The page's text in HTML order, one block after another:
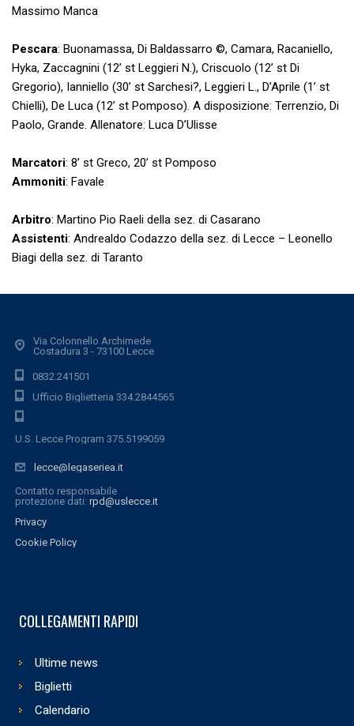
Massimo Manca
Pescara: Buonamassa, Di Baldassarro ©, Camara, Racaniello,
Hyka, Zaccagnini (12’ st Leggieri N.), Criscuolo (12’ st Di
Gregorio), Ianniello (30’ st Sarchesi?, Leggieri L., D’Aprile (1’ st
Chielli), De Luca (12’ st Pomposo). A disposizione: Terrenzio, Di
Paolo, Grande. Allenatore: Luca D’Ulisse
Marcatori: 8’ st Greco, 20’ st Pomposo
Ammoniti: Favale
Arbitro: Martino Pio Raeli della sez. di Casarano
Assistenti: Andrealdo Codazzo della sez. di Lecce – Leonello
Biagi della sez. di Taranto
Via Colonnello Archimede
Costadura 3 - 73100 Lecce
0832.241501
Ufficio Biglietteria 334.2844565
U.S. Lecce Program 375.5199059
lecce@legaseriea.it
Contatto responsabile
protezione dati: rpd@uslecce.it
Privacy
Cookie Policy
COLLEGAMENTI RAPIDI
Ultime news
Biglietti
Calendario